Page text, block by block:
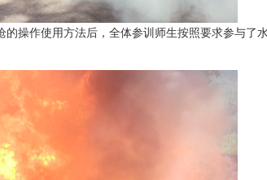
操作使用方法后，全体参训师生按照要求参与了